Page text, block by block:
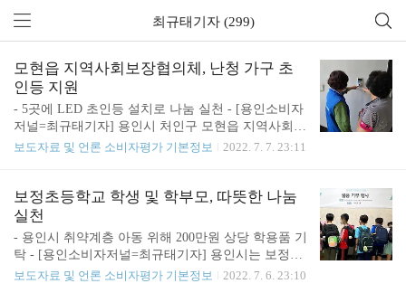
최규태기자 (299)
모현읍 지역사회보장협의체, 난청 가구 초
인등 지원
- 5곳에 LED 초인등 설치로 나눔 실천 - [용인소비자
저널=최규태기자] 용인시 처인구 모현읍 지역사회보
장협의체(위원장 이옥배)가 ‘희망의 불빛을 선물해
LED 초인등은 집에 누군가 방문해 초인종을 누르면
소리 대신 LED 불빛으로 방문객이 온 것을 알려주는
시스템이다. 협의체 위원들은 각 가구를 직접 찾아 L
ED 초인등 설치를 돕고 작동 방법을 안내했다. 이옥
배 위원장은 “벨소리를 듣지 못해 방문객이 있음을
인지하지 못하는 경우가 있어 LED 초인등 지원 사업
보도자료 및 언론 소비자평가 기본정보 2022. 7. 7. 23:11
보정초등학교 학생 및 학부모, 따뜻한 나눔
실천
- 용인시 취약계층 아동 위해 200만원 상당 학용품 기
탁 - [용인소비자저널=최규태기자] 용인시는 보정초
등학교(교장 원종태) 학부모회에서 지역 취약계층 아
보도자료 및 언론 소비자평가 기본정보 2022. 7. 6. 23:10